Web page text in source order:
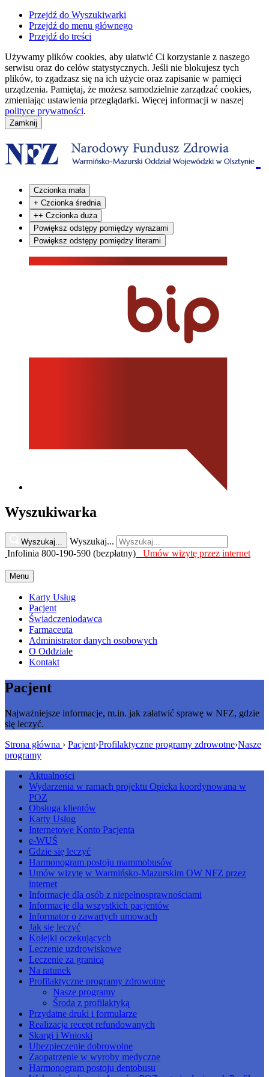
Przejdź do Wyszukiwarki
Przejdź do menu głównego
Przejdź do treści
Używamy plików cookies, aby ułatwić Ci korzystanie z naszego
serwisu oraz do celów statystycznych. Jeśli nie blokujesz tych
plików, to zgadzasz się na ich użycie oraz zapisanie w pamięci
urządzenia. Pamiętaj, że możesz samodzielnie zarządzać cookies,
zmieniając ustawienia przeglądarki. Więcej informacji w naszej
polityce prywatności.
Czcionka mała
+ Czcionka średnia
++ Czcionka duża
Powiększ odstępy pomiędzy wyrazami
Powiększ odstępy pomiędzy literami
Wyszukiwarka
Wyszukaj...
Wyszukaj...
Infolinia 800-190-590 (bezpłatny)
Umów wizytę przez internet
Menu
Karty Usług
Pacjent
Świadczeniodawca
Farmaceuta
Administrator danych osobowych
O Oddziale
Kontakt
Pacjent
Najważniejsze informacje, m.in. jak załatwić sprawę w NFZ, gdzie
się leczyć.
Strona główna › Pacjent›Profilaktyczne programy zdrowotne›Nasze
programy
Aktualności
Wydarzenia w ramach projektu Opieka koordynowana w
POZ
Obsługa klientów
Karty Usług
Internetowe Konto Pacjenta
e-WUŚ
Gdzie się leczyć
Harmonogram postoju mammobusów
Umów wizytę w Warmińsko-Mazurskim OW NFZ przez
internet
Informacje dla osób z niepełnosprawnościami
Informacje dla wszystkich pacjentów
Informator o zawartych umowach
Jak się leczyć
Kolejki oczekujących
Leczenie uzdrowiskowe
Leczenie za granicą
Na ratunek
Profilaktyczne programy zdrowotne
Nasze programy
Środa z profilaktyką
Przydatne druki i formularze
Realizacja recept refundowanych
Skargi i Wnioski
Ubezpieczenie dobrowolne
Zaopatrzenie w wyroby medyczne
Harmonogram postoju dentobusu